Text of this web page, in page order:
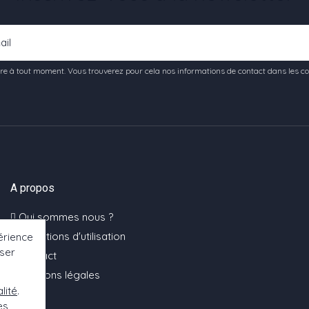
à tout moment. Vous trouverez pour cela nos informations de contact dans les
A propos
Qui sommes nous ?
Conditions d'utilisation
Contact
Mentions légales
.